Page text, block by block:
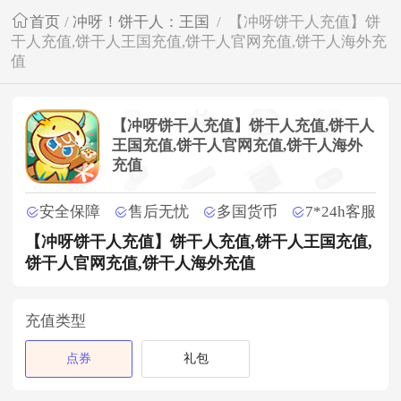
首页 / 冲呀！饼干人：王国 /
【冲呀饼干人充值】饼
干人充值,饼干人王国充值,饼干人官网充值,饼干人海外充
值
【冲呀饼干人充值】饼干人充值,饼干人
王国充值,饼干人官网充值,饼干人海外
充值
安全保障 售后无忧 多国货币 7*24h客服
【冲呀饼干人充值】饼干人充值,饼干人王国充值,
饼干人官网充值,饼干人海外充值
充值类型
点券 礼包